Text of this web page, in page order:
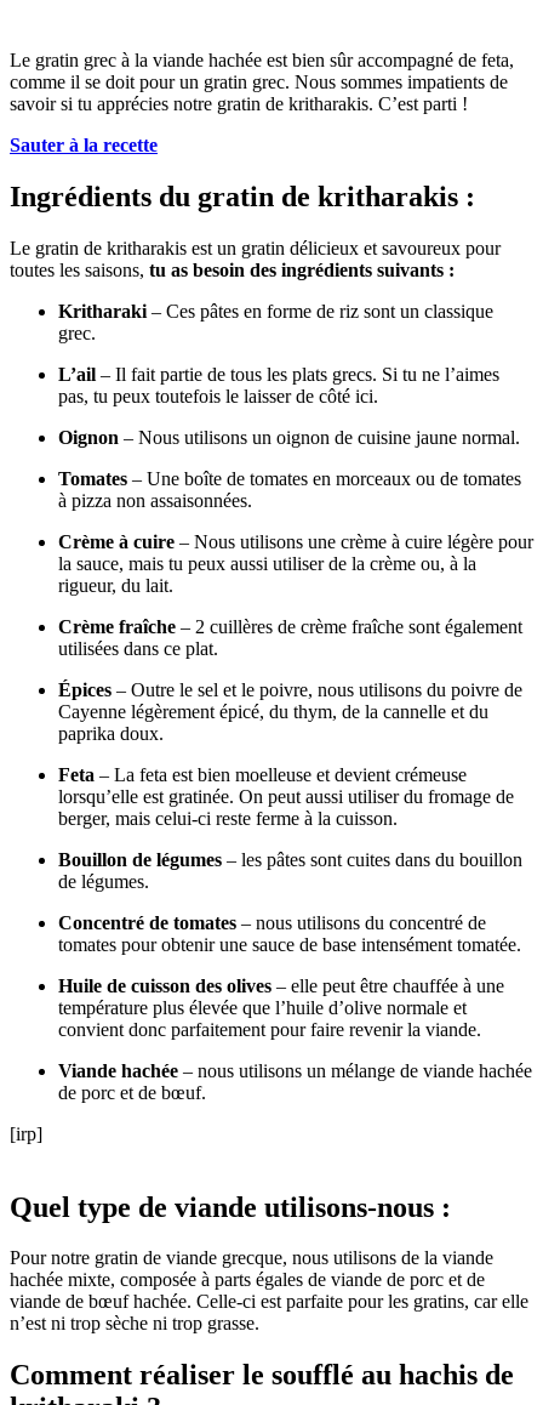
Le gratin grec à la viande hachée est bien sûr accompagné de feta,
comme il se doit pour un gratin grec. Nous sommes impatients de
savoir si tu apprécies notre gratin de kritharakis. C’est parti !
Sauter à la recette
Ingrédients du gratin de kritharakis :
Le gratin de kritharakis est un gratin délicieux et savoureux pour
toutes les saisons, tu as besoin des ingrédients suivants :
Kritharaki – Ces pâtes en forme de riz sont un classique
grec.
L’ail – Il fait partie de tous les plats grecs. Si tu ne l’aimes
pas, tu peux toutefois le laisser de côté ici.
Oignon – Nous utilisons un oignon de cuisine jaune normal.
Tomates – Une boîte de tomates en morceaux ou de tomates
à pizza non assaisonnées.
Crème à cuire – Nous utilisons une crème à cuire légère pour
la sauce, mais tu peux aussi utiliser de la crème ou, à la
rigueur, du lait.
Crème fraîche – 2 cuillères de crème fraîche sont également
utilisées dans ce plat.
Épices – Outre le sel et le poivre, nous utilisons du poivre de
Cayenne légèrement épicé, du thym, de la cannelle et du
paprika doux.
Feta – La feta est bien moelleuse et devient crémeuse
lorsqu’elle est gratinée. On peut aussi utiliser du fromage de
berger, mais celui-ci reste ferme à la cuisson.
Bouillon de légumes – les pâtes sont cuites dans du bouillon
de légumes.
Concentré de tomates – nous utilisons du concentré de
tomates pour obtenir une sauce de base intensément tomatée.
Huile de cuisson des olives – elle peut être chauffée à une
température plus élevée que l’huile d’olive normale et
convient donc parfaitement pour faire revenir la viande.
Viande hachée – nous utilisons un mélange de viande hachée
de porc et de bœuf.
[irp]
Quel type de viande utilisons-nous :
Pour notre gratin de viande grecque, nous utilisons de la viande
hachée mixte, composée à parts égales de viande de porc et de
viande de bœuf hachée. Celle-ci est parfaite pour les gratins, car elle
n’est ni trop sèche ni trop grasse.
Comment réaliser le soufflé au hachis de